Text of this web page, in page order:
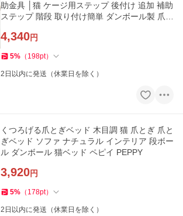
助金具 │猫 ケージ用ステップ 後付け 追加 補助
ステップ 階段 取り付け簡単 ダンボール製 爪と
4,340円
5% （ 198pt）
2日以内に発送（休業日を除く）
くつろげる爪とぎベッド 木目調 猫 爪とぎ 爪と
ぎベッド ソファ ナチュラル インテリア 段ボー
ル ダンボール 猫ベッド ペピイ PEPPY
3,920円
5% （ 178pt）
2日以内に発送（休業日を除く）